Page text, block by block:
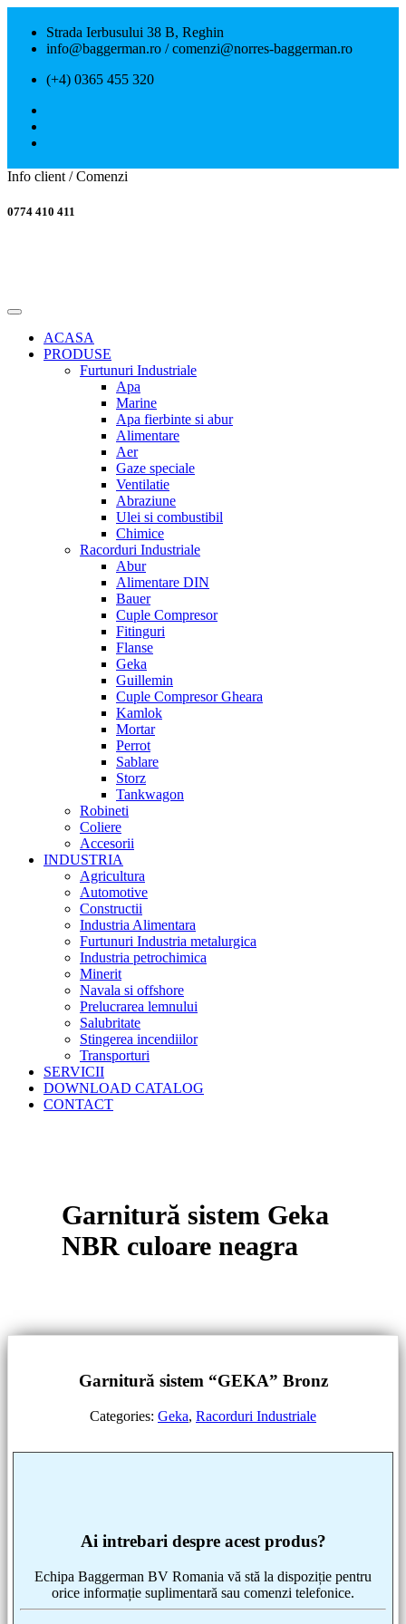
Strada Ierbusului 38 B, Reghin
info@baggerman.ro / comenzi@norres-baggerman.ro
(+4) 0365 455 320
Info client / Comenzi
0774 410 411
ACASA
PRODUSE
Furtunuri Industriale
Apa
Marine
Apa fierbinte si abur
Alimentare
Aer
Gaze speciale
Ventilatie
Abraziune
Ulei si combustibil
Chimice
Racorduri Industriale
Abur
Alimentare DIN
Bauer
Cuple Compresor
Fitinguri
Flanse
Geka
Guillemin
Cuple Compresor Gheara
Kamlok
Mortar
Perrot
Sablare
Storz
Tankwagon
Robineti
Coliere
Accesorii
INDUSTRIA
Agricultura
Automotive
Constructii
Industria Alimentara
Furtunuri Industria metalurgica
Industria petrochimica
Minerit
Navala si offshore
Prelucrarea lemnului
Salubritate
Stingerea incendiilor
Transporturi
SERVICII
DOWNLOAD CATALOG
CONTACT
Garnitură sistem Geka
NBR culoare neagra
Garnitură sistem “GEKA” Bronz
Categories: Geka, Racorduri Industriale
Ai intrebari despre acest produs?
Echipa Baggerman BV Romania vă stă la dispoziție pentru
orice informație suplimentară sau comenzi telefonice.